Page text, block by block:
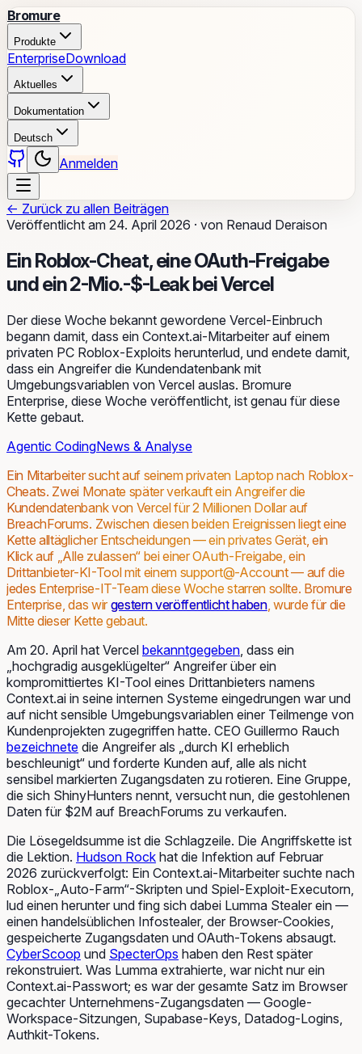
Bromure
Produkte
EnterpriseDownload
Aktuelles
Dokumentation
Deutsch
Anmelden
← Zurück zu allen Beiträgen
Veröffentlicht am 24. April 2026 · von Renaud Deraison
Ein Roblox-Cheat, eine OAuth-Freigabe
und ein 2-Mio.-$-Leak bei Vercel
Der diese Woche bekannt gewordene Vercel-Einbruch
begann damit, dass ein Context.ai-Mitarbeiter auf einem
privaten PC Roblox-Exploits herunterlud, und endete damit,
dass ein Angreifer die Kundendatenbank mit
Umgebungsvariablen von Vercel auslas. Bromure
Enterprise, diese Woche veröffentlicht, ist genau für diese
Kette gebaut.
Agentic CodingNews & Analyse
Ein Mitarbeiter sucht auf seinem privaten Laptop nach Roblox-
Cheats. Zwei Monate später verkauft ein Angreifer die
Kundendatenbank von Vercel für 2 Millionen Dollar auf
BreachForums. Zwischen diesen beiden Ereignissen liegt eine
Kette alltäglicher Entscheidungen — ein privates Gerät, ein
Klick auf „Alle zulassen“ bei einer OAuth-Freigabe, ein
Drittanbieter-KI-Tool mit einem support@-Account — auf die
jedes Enterprise-IT-Team diese Woche starren sollte. Bromure
Enterprise, das wir gestern veröffentlicht haben, wurde für die
Mitte dieser Kette gebaut.
Am 20. April hat Vercel bekanntgegeben , dass ein
„hochgradig ausgeklügelter“ Angreifer über ein
kompromittiertes KI-Tool eines Drittanbieters namens
Context.ai in seine internen Systeme eingedrungen war und
auf nicht sensible Umgebungsvariablen einer Teilmenge von
Kundenprojekten zugegriffen hatte. CEO Guillermo Rauch
bezeichnete die Angreifer als „durch KI erheblich
beschleunigt“ und forderte Kunden auf, alle als nicht
sensibel markierten Zugangsdaten zu rotieren. Eine Gruppe,
die sich ShinyHunters nennt, versucht nun, die gestohlenen
Daten für $2M auf BreachForums zu verkaufen.
Die Lösegeldsumme ist die Schlagzeile. Die Angriffskette ist
die Lektion. Hudson Rock hat die Infektion auf Februar
2026 zurückverfolgt: Ein Context.ai-Mitarbeiter suchte nach
Roblox-„Auto-Farm“-Skripten und Spiel-Exploit-Executorn,
lud einen herunter und fing sich dabei Lumma Stealer ein —
einen handelsüblichen Infostealer, der Browser-Cookies,
gespeicherte Zugangsdaten und OAuth-Tokens absaugt.
CyberScoop und SpecterOps haben den Rest später
rekonstruiert. Was Lumma extrahierte, war nicht nur ein
Context.ai-Passwort; es war der gesamte Satz im Browser
gecachter Unternehmens-Zugangsdaten — Google-
Workspace-Sitzungen, Supabase-Keys, Datadog-Logins,
Authkit-Tokens.